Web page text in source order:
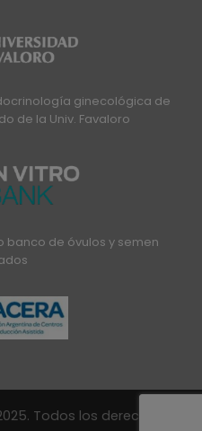
ginecológica de
de la Univ. Favaloro
banco de óvulos y semen
2025. Todos los derechos